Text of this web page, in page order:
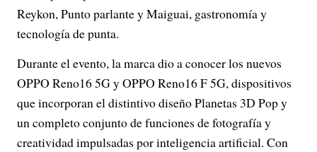
Reykon, Punto parlante y Maiguai, gastronomía y
tecnología de punta.
Durante el evento, la marca dio a conocer los nuevos
OPPO Reno16 5G y OPPO Reno16 F 5G, dispositivos
que incorporan el distintivo diseño Planetas 3D Pop y
un completo conjunto de funciones de fotografía y
creatividad impulsadas por inteligencia artificial. Con